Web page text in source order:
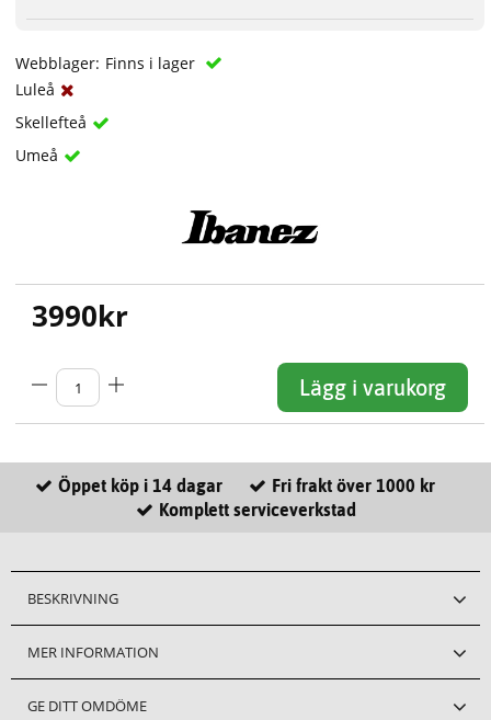
Webblager: Finns i lager
Luleå
Skellefteå
Umeå
3990kr
Lägg i varukorg
Öppet köp i 14 dagar
Fri frakt över 1000 kr
Komplett serviceverkstad
BESKRIVNING
MER INFORMATION
GE DITT OMDÖME